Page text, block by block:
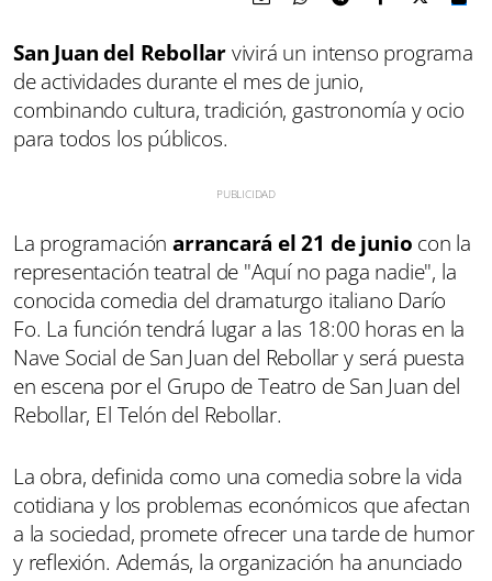
San Juan del Rebollarvivirá un intenso programa
de actividades durante el mes de junio,
combinando cultura, tradición, gastronomía y ocio
para todos los públicos.
La programación arrancará el 21 de junio con la
representación teatral de "Aquí no paga nadie", la
conocida comedia del dramaturgo italiano Darío
Fo. La función tendrá lugar a las 18:00 horas en la
Nave Social de San Juan del Rebollar y será puesta
en escena por el Grupo de Teatro de San Juan del
Rebollar, El Telón del Rebollar.
La obra, definida como una comedia sobre la vida
cotidiana y los problemas económicos que afectan
a la sociedad, promete ofrecer una tarde de humor
y reflexión. Además, la organización ha anunciado